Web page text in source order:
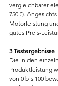
vergleichbarer
750 €).
Motorleistung
gutes Preis-
3 Testergebnisse
Die in den
Produktleistung
von 0 bis 100